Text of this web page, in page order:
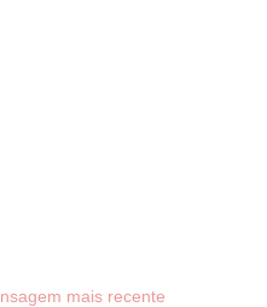
mais recente